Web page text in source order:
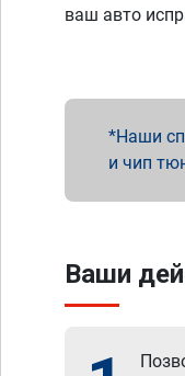
ваш авто
Наши
и чип
Ваши